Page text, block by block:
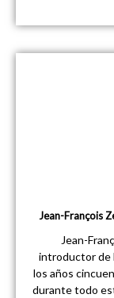
Jean-François
Jean-
introductor de
los años
durante todo